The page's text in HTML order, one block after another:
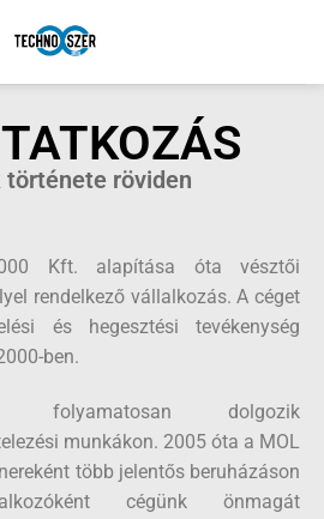
története röviden
Kft. alapítása óta vésztői
rendelkező vállalkozás. A céget
és hegesztési tevékenység
ben.
folyamatosan dolgozik
munkákon. 2005 óta a MOL
több jelentős beruházáson
cégünk önmagát